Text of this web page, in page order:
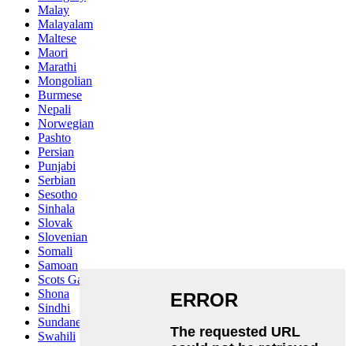
Malay
Malayalam
Maltese
Maori
Marathi
Mongolian
Burmese
Nepali
Norwegian
Pashto
Persian
Punjabi
Serbian
Sesotho
Sinhala
Slovak
Slovenian
Somali
Samoan
Scots Gaelic
Shona
Sindhi
Sundanese
Swahili